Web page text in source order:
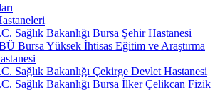
Sağlık Bakanlığı Bursa Şehir Hastanesi
Bursa Yüksek İhtisas Eğitim ve Araştırma
Sağlık Bakanlığı Çekirge Devlet Hastanesi
Sağlık Bakanlığı Bursa İlker Çelikcan Fizik